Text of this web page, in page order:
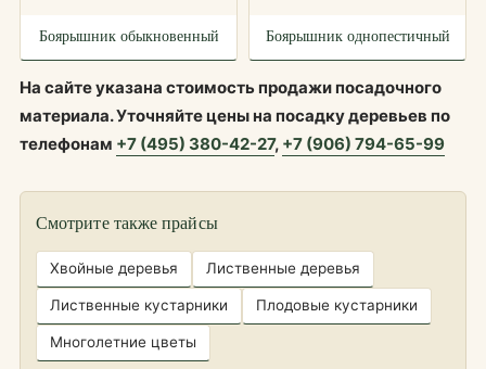
Боярышник обыкновенный Боярышник однопестичный
На сайте указана стоимость продажи посадочного
материала. Уточняйте цены на посадку деревьев по
телефонам +7 (495) 380-42-27, +7 (906) 794-65-99
Смотрите также прайсы
Хвойные деревья Лиственные деревья
Лиственные кустарники Плодовые кустарники
Многолетние цветы